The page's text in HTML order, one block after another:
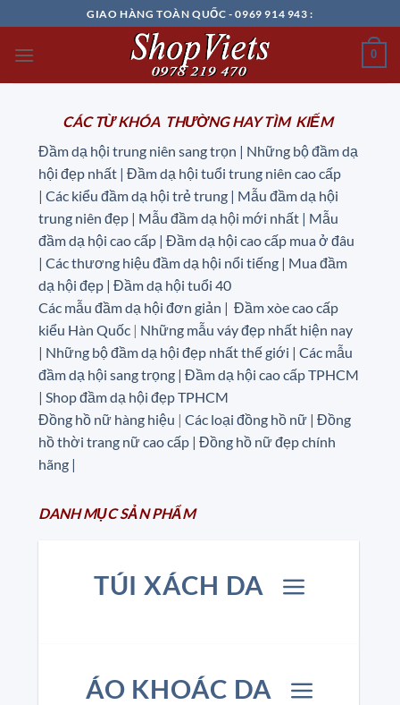
đến
nội
GIAO HÀNG TOÀN QUỐC - 0969 914 943 :
0
CÁC TỪ KHÓA THƯỜNG HAY TÌM KIẾM
Đầm dạ hội trung niên sang trọn | Những bộ đầm dạ
hội đẹp nhất | Đầm dạ hội tuổi trung niên cao cấp
| Các kiểu đầm dạ hội trẻ trung | Mẫu đầm dạ hội
trung niên đẹp | Mẫu đầm dạ hội mới nhất | Mẫu
đầm dạ hội cao cấp | Đầm dạ hội cao cấp mua ở đâu
| Các thương hiệu đầm dạ hội nổi tiếng | Mua đầm
dạ hội đẹp | Đầm dạ hội tuổi 40
Các mẫu đầm dạ hội đơn giản | Đầm xòe cao cấp
kiểu Hàn Quốc | Những mẫu váy đẹp nhất hiện nay
| Những bộ đầm dạ hội đẹp nhất thế giới | Các mẫu
đầm dạ hội sang trọng | Đầm dạ hội cao cấp TPHCM
| Shop đầm dạ hội đẹp TPHCM
Đồng hồ nữ hàng hiệu | Các loại đồng hồ nữ | Đồng
hồ thời trang nữ cao cấp | Đồng hồ nữ đẹp chính
hãng |
DANH MỤCSẢNPHẨM
TÚI XÁCH DA
ÁO KHOÁC DA